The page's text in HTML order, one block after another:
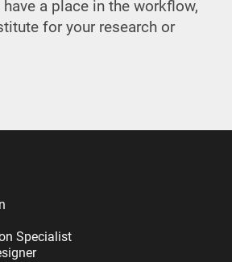
a place in the workflow,
for your research or
Specialist